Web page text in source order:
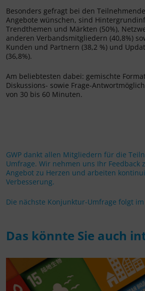
Besonders gefragt bei den
Angebote wünschen, sind
Trendthemen und Märkten (50%),
anderen Verbandsmitgliedern (40,8%)
Kunden und Partnern (38,2 %) und
(36,8%).
Am beliebtesten dabei: gemischte
Diskussions- sowie Frage-
von 30 bis 60 Minuten.
GWP dankt allen Mitgliedern für die
Umfrage. Wir nehmen uns Ihr Feedback
Angebot zu Herzen und arbeiten
Verbesserung.
Die nächste Konjunktur-Umfrage folgt
Das könnte Sie auch